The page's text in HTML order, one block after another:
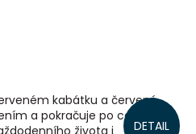
DETAIL
kabátku a červené
a pokračuje po celý rok v
života i